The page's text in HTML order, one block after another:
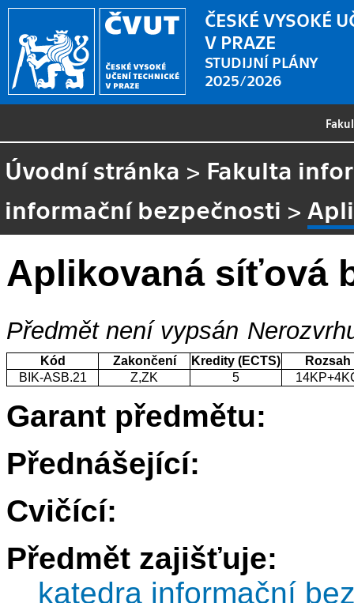
ČESKÉ VYSOKÉ
V PRAZE
STUDIJNÍ PLÁNY
2025/2026
Úvodní stránka > Fakulta
informační bezpečnosti >
Aplikovaná síťová
Předmět není vypsán
Kód Zakončení Kredity (ECTS)
Rozsah
BIK-ASB.21
Z,ZK 5
Garant předmětu:
Přednášející:
Cvičící:
Předmět zajišťuje:
katedra informační